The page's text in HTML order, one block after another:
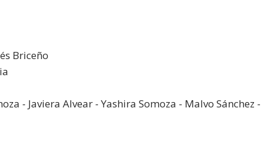
Briceño
- Javiera Alvear - Yashira Somoza - Malvo Sánchez -